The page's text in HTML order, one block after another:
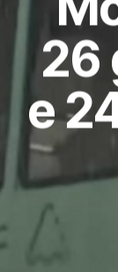
26
e